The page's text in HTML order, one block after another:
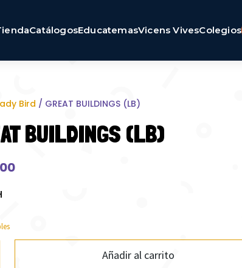
CatálogosEducatemasVicens VivesColegios
Bird / GREAT BUILDINGS (LB)
BUILDINGS (LB)
Añadir al carrito